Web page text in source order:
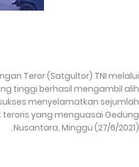
Teror (Satgultor) TNI melalui
tinggi berhasil mengambil alih
menyelamatkan sejumlah
yang menguasai Gedung
Nusantara, Minggu (27/6/2021).